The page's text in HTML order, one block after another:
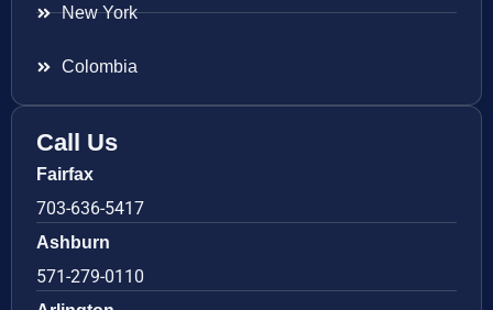
New York
Colombia
Call Us
Fairfax
703-636-5417
Ashburn
571-279-0110